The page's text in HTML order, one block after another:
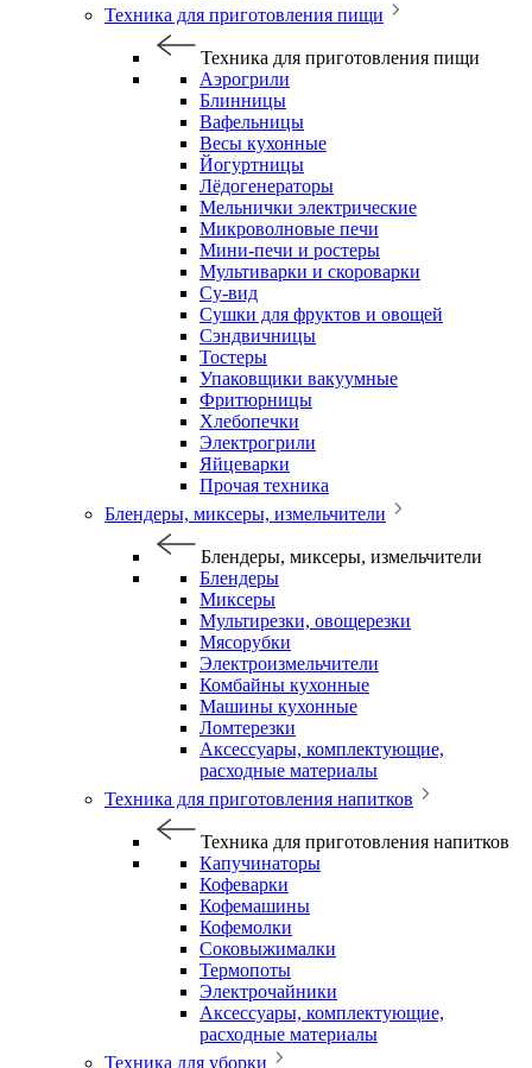
Техника для приготовления пищи
Техника для приготовления пищи
Аэрогрили
Блинницы
Вафельницы
Весы кухонные
Йогуртницы
Лёдогенераторы
Мельнички электрические
Микроволновые печи
Мини-печи и ростеры
Мультиварки и скороварки
Су-вид
Сушки для фруктов и овощей
Сэндвичницы
Тостеры
Упаковщики вакуумные
Фритюрницы
Хлебопечки
Электрогрили
Яйцеварки
Прочая техника
Блендеры, миксеры, измельчители
Блендеры, миксеры, измельчители
Блендеры
Миксеры
Мультирезки, овощерезки
Мясорубки
Электроизмельчители
Комбайны кухонные
Машины кухонные
Ломтерезки
Аксессуары, комплектующие,
расходные материалы
Техника для приготовления напитков
Техника для приготовления напитков
Капучинаторы
Кофеварки
Кофемашины
Кофемолки
Соковыжималки
Термопоты
Электрочайники
Аксессуары, комплектующие,
расходные материалы
Техника для уборки